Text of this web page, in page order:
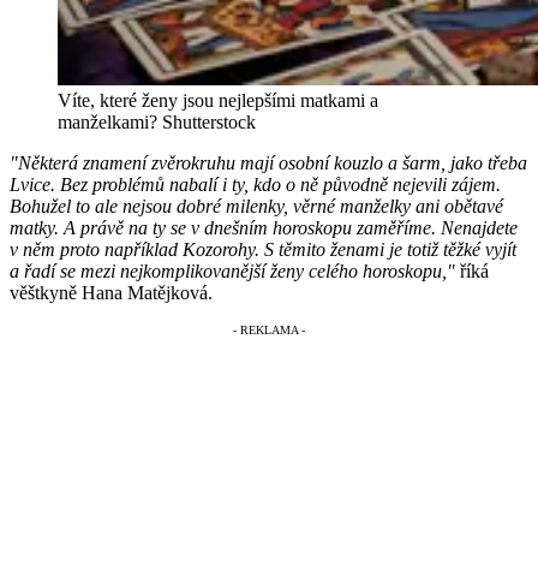
Víte, které ženy jsou nejlepšími matkami a
manželkami? Shutterstock
"Některá znamení zvěrokruhu mají osobní kouzlo a šarm, jako třeba
Lvice. Bez problémů nabalí i ty, kdo o ně původně nejevili zájem.
Bohužel to ale nejsou dobré milenky, věrné manželky ani obětavé
matky. A právě na ty se v dnešním horoskopu zaměříme. Nenajdete
v něm proto například Kozorohy. S těmito ženami je totiž těžké vyjít
a řadí se mezi nejkomplikovanější ženy celého horoskopu," říká
věštkyně Hana Matějková.